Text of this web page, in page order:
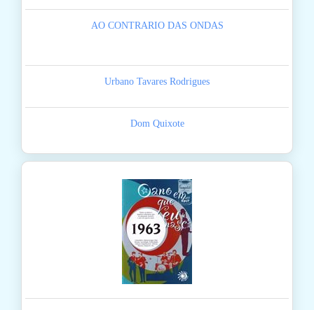
AO CONTRARIO DAS ONDAS
Urbano Tavares Rodrigues
Dom Quixote